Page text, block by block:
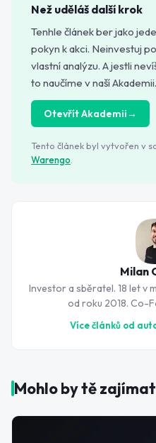
Než uděláš další krok
Tenhle článek ber jako
pokyn k akci. Neinvestuj
vlastní analýzu. A jestli
to naučíme v naší Akademii.
Otevřít Akademii→
Tento článek byl vytvořen v
Warengo
Milan
Investor a sběratel. 18 let v
od roku 2018. Co-
Více článků od
Mohlo by tě zajímat